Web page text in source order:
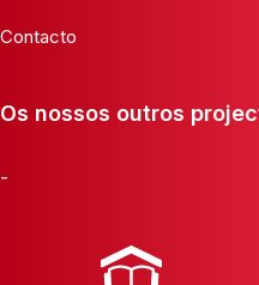
Contacto
Os nossos outros
-